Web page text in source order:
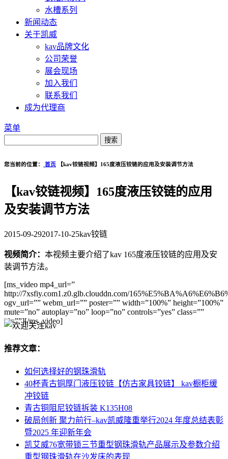
水槽系列
新闻动态
关于凯威
kav品牌文化
公司荣誉
展会现场
加入我们
联系我们
成为代理商
菜单
您当前的位置： 首页 【kav铰链视频】165度液压铰链的应用及安装调节方法
【kav铰链视频】165度液压铰链的应用
及安装调节方法
2015-09-292017-10-25kav铰链
视频简介： 本视频主要介绍了kav 165度液压铰链的应用及安
装调节方法。
[ms_video mp4_url=”
http://7xsfiy.com1.z0.glb.clouddn.com/
ogv_url=”” webm_url=”” poster=”” width=”100%” height=”100%”
mute=”no” autoplay=”no” loop=”no” controls=”yes” class=””
id=””][/ms_video]
推荐文章：
如何选择好的钢珠滑轨
40杯青古铜厚门液压铰链【仿古家具铰链】 kav橱柜缓
冲铰链
青古铜阻尼铰链拆装 K135H08
破局创新 聚力前行–kav凯威隆重举行2024 年度总结表彰
暨2025 年迎新年会
凯艾威76宽带锁三节重型钢珠滑轨产品展示及参数介绍
重型钢珠滑轨在沙发床的表现